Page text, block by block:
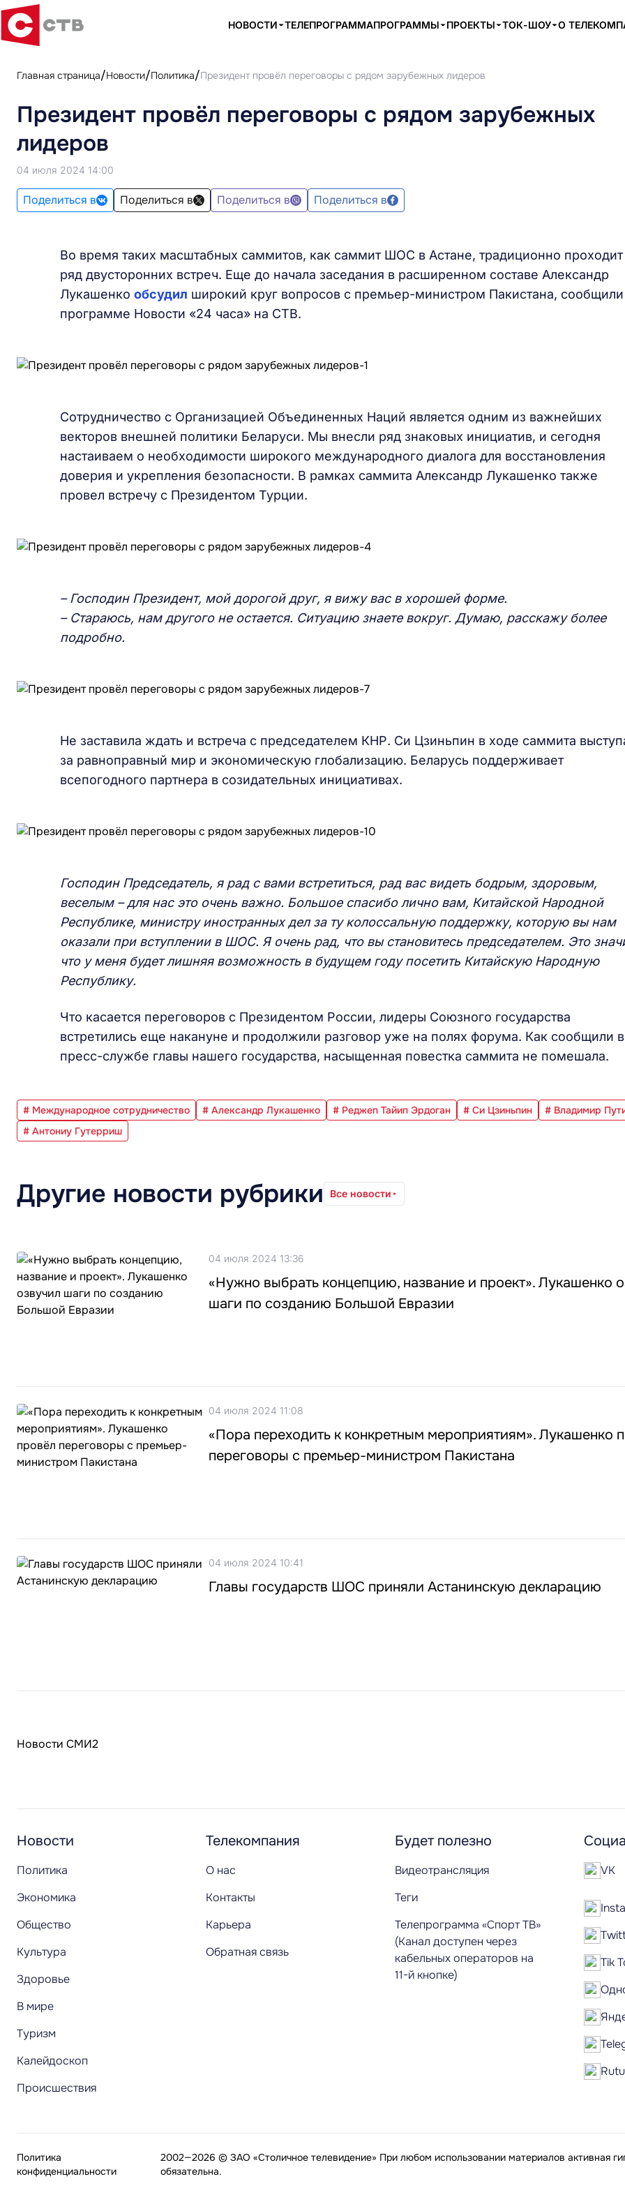
НОВОСТИ ТЕЛЕПРОГРАММАПРОГРАММЫ ПРОЕКТЫ ТОК-ШОУ О
Главная страница Новости Политика Президент провёл переговоры с рядом зарубежных лидеров
Президент провёл переговоры с рядом зарубежных
лидеров
04 июля 2024 14:00
Поделиться в Поделиться в Поделиться в Поделиться в
Во время таких масштабных саммитов, как саммит ШОС в Астане, традиционно проходит
ряд двусторонних встреч. Еще до начала заседания в расширенном составе Александр
Лукашенко обсудил широкий круг вопросов с премьер-министром Пакистана,
программе Новости «24 часа» на СТВ.
Сотрудничество с Организацией Объединенных Наций является одним из важнейших
векторов внешней политики Беларуси. Мы внесли ряд знаковых инициатив, и сегодня
настаиваем о необходимости широкого международного диалога для восстановления
доверия и укрепления безопасности. В рамках саммита Александр Лукашенко также
провел встречу с Президентом Турции.
– Господин Президент, мой дорогой друг, я вижу вас в хорошей форме.
– Стараюсь, нам другого не остается. Ситуацию знаете вокруг. Думаю, расскажу более
подробно.
Не заставила ждать и встреча с председателем КНР. Си Цзиньпин в ходе саммита
за равноправный мир и экономическую глобализацию. Беларусь поддерживает
всепогодного партнера в созидательных инициативах.
Господин Председатель, я рад с вами встретиться, рад вас видеть бодрым, здоровым,
веселым – для нас это очень важно. Большое спасибо лично вам, Китайской Народной
Республике, министру иностранных дел за ту колоссальную поддержку, которую вы нам
оказали при вступлении в ШОС. Я очень рад, что вы становитесь председателем. Это
что у меня будет лишняя возможность в будущем году посетить Китайскую Народную
Республику.
Что касается переговоров с Президентом России, лидеры Союзного государства
встретились еще накануне и продолжили разговор уже на полях форума. Как сообщили в
пресс-службе главы нашего государства, насыщенная повестка саммита не помешала.
# Международное сотрудничество # Александр Лукашенко # Реджеп Тайип Эрдоган # Си Цзиньпин
# Владимир
# Антониу Гутерриш
Другие новости рубрики Все новости
04 июля 2024 13:36
«Нужно выбрать концепцию, название и проект». Лукашенко
шаги по созданию Большой Евразии
04 июля 2024 11:08
«Пора переходить к конкретным мероприятиям». Лукашенко
переговоры с премьер-министром Пакистана
04 июля 2024 10:41
Главы государств ШОС приняли Астанинскую декларацию
Новости СМИ2
Новости
Политика
Экономика
Общество
Культура
Здоровье
В мире
Туризм
Калейдоскоп
Происшествия
Телекомпания
О нас
Контакты
Карьера
Обратная связь
Будет полезно
Видеотрансляция
Теги
Телепрограмма «Спорт ТВ»
(Канал доступен через
кабельных операторов на
11-й кнопке)
VK
Tik
2002—2026 © ЗАО «Столичное телевидение» При любом использовании материалов активная
обязательна.
Политика
конфиденциальности